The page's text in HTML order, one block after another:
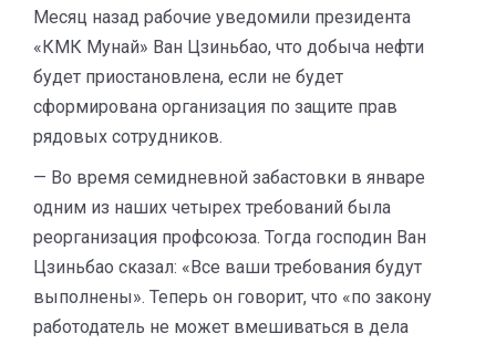
Месяц назад рабочие уведомили президента
«КМК Мунай» Ван Цзиньбао, что добыча нефти
будет приостановлена, если не будет
сформирована организация по защите прав
рядовых сотрудников.
— Во время семидневной забастовки в январе
одним из наших четырех требований была
реорганизация профсоюза. Тогда господин Ван
Цзиньбао сказал: «Все ваши требования будут
выполнены». Теперь он говорит, что «по закону
работодатель не может вмешиваться в дела